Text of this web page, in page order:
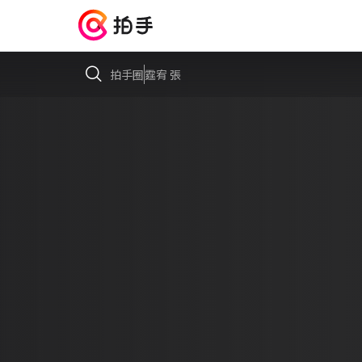
拍手圈霆宥 張